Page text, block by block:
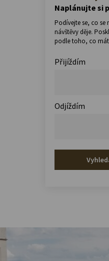
Naplánujte si
Podívejte se, co se
návštěvy děje.
podle toho, co
Přijíždím
Odjíždím